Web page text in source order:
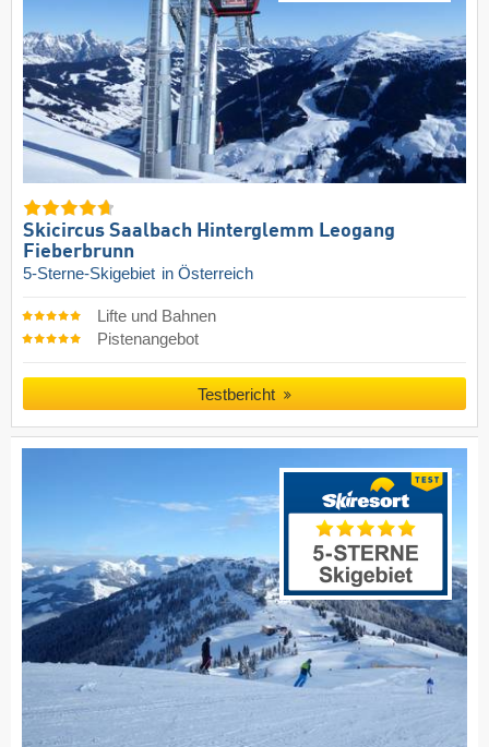
Skicircus Saalbach Hinterglemm Leogang
Fieberbrunn
5-Sterne-Skigebiet in Österreich
Lifte und Bahnen
Pistenangebot
Testbericht